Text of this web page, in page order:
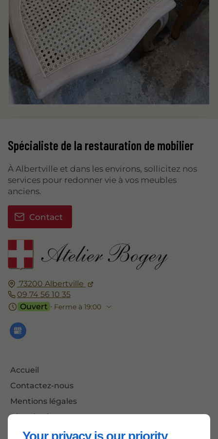
Your privacy is our priority
73200 Albertville
09 74 56 10 35
Ouvert ⋅ Ferme à 19:00
Accueil
Contactez-nous
Mentions légales
Plan du site
Spécialiste de la restauration de mobilier
À Albertville et dans les environs, sollicitez nos
services pour redonner vie à vos meubles
anciens.
Contact